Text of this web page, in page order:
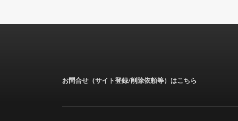
お問合せ（サイト登録/削除依頼等）はこちら